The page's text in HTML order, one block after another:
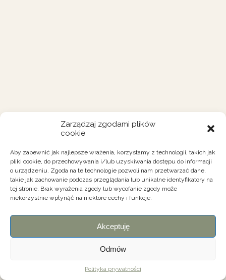
Zarządzaj zgodami plików
cookie
Aby zapewnić jak najlepsze wrażenia, korzystamy z technologii, takich jak
pliki cookie, do przechowywania i/lub uzyskiwania dostępu do informacji
o urządzeniu. Zgoda na te technologie pozwoli nam przetwarzać dane,
takie jak zachowanie podczas przeglądania lub unikalne identyfikatory na
tej stronie. Brak wyrażenia zgody lub wycofanie zgody może
niekorzystnie wpłynąć na niektóre cechy i funkcje.
Akceptuję
Odmów
Polityka prywatności